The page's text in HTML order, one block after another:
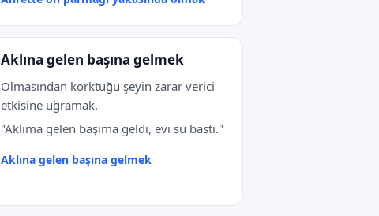
Aklına gelen başına gelmek
Olmasından korktuğu şeyin zarar verici
etkisine uğramak.
"Aklıma gelen başıma geldi, evi su bastı."
Aklına gelen başına gelmek